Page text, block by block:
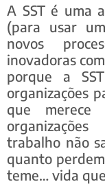
A SST é uma
(para usar
novos
inovadoras
porque a
organizações
que merece
trabalho não
quanto
teme… vida